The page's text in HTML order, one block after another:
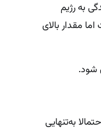
به رژیم
مقدار بالای
شود.
به‌تنهایی